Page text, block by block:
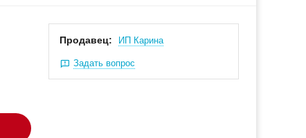
Продавец: ИП Карина
Задать вопрос